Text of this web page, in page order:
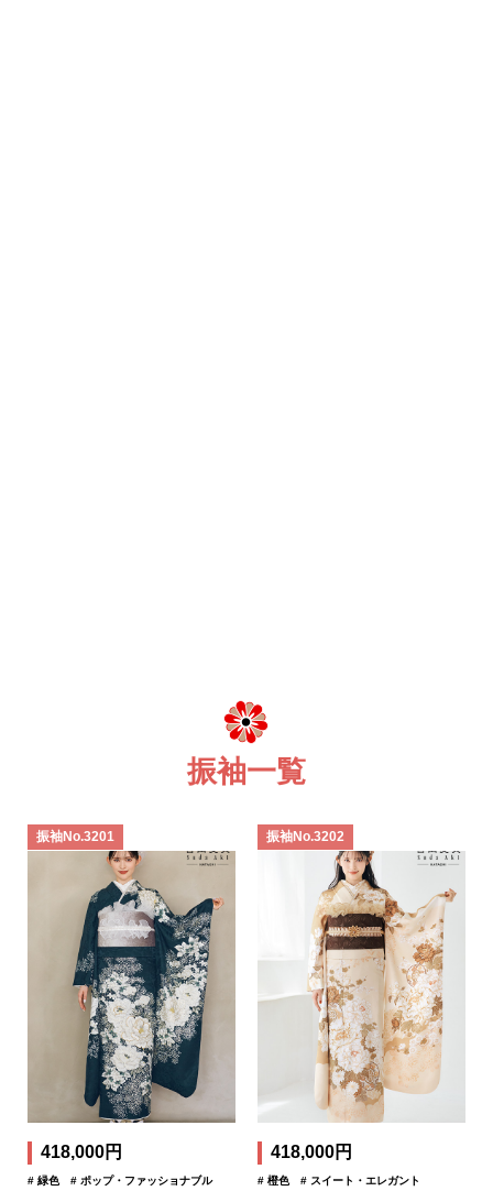
振袖一覧
振袖No.3201
418,000円
# 緑色 # ポップ・ファッショナブル
振袖No.3202
418,000円
# 橙色 # スイート・エレガント